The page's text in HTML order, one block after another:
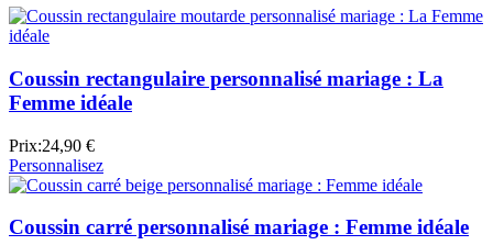
Coussin rectangulaire personnalisé mariage : La
Femme idéale
Prix:24,90 €
Personnalisez
Coussin carré personnalisé mariage : Femme idéale